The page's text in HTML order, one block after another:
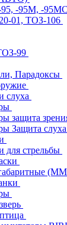
-95М, -
01, ТОЗ-106
99
Парадоксы
слуха
защита
Защита слуха
для стрельбы